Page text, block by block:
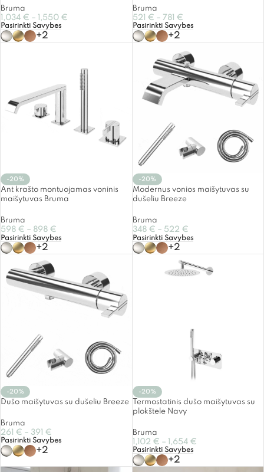
Bruma
1,034 € – 1,550 €
Pasirinkti Savybes
+2
Bruma
521
€ – 781 €
Pasirinkti Savybes
+2
-20%
Ant krašto montuojamas voninis
maišytuvas Bruma
Bruma
598 € – 898 €
Pasirinkti Savybes
+2
-20%
Modernus vonios maišytuvas su
dušeliu Breeze
Bruma
348 € – 522 €
Pasirinkti Savybes
+2
-20%
Dušo maišytuvas su dušeliu Breeze
Bruma
261 € – 391 €
Pasirinkti Savybes
+2
-20%
Termostatinis dušo maišytuvas su
plokštele Navy
Bruma
1,102 € – 1,654 €
Pasirinkti Savybes
+2